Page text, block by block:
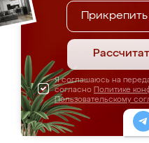
Я соглашаюсь на
согласно Политике
Пользовательскому